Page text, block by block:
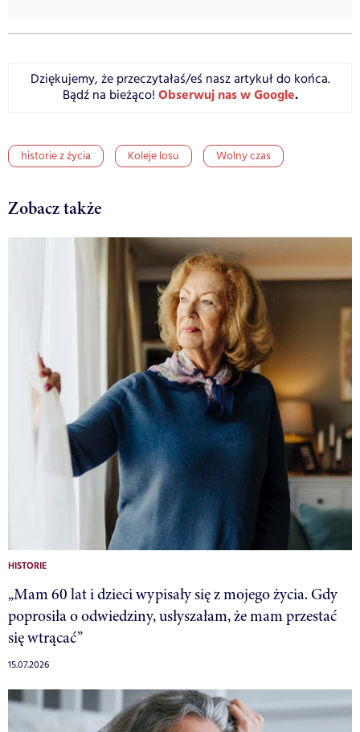
Dziękujemy, że przeczytałaś/eś nasz artykuł do końca.
Bądź na bieżąco! Obserwuj nas w Google.
historie z życia Koleje losu Wolny czas
Zobacz także
HISTORIE
„Mam 60 lat i dzieci wypisały się z mojego życia. Gdy
poprosiła o odwiedziny, usłyszałam, że mam przestać
się wtrącać”
15.07.2026